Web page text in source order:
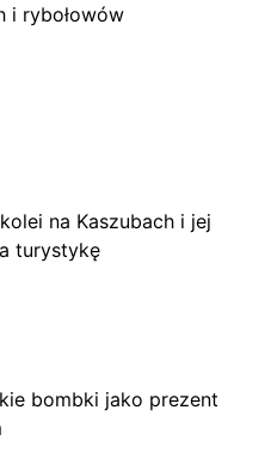
i rybołowów
na Kaszubach i jej
turystykę
bombki jako prezent